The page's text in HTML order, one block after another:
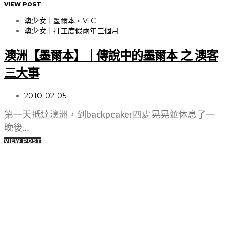
VIEW POST
澳少女｜墨爾本・VIC
澳少女｜打工度假兩年三個月
澳洲【墨爾本】｜傳說中的墨爾本 之 澳客
三大事
2010-02-05
第一天抵達澳洲，到backpcaker四處晃晃並休息了一
晚後…
VIEW POST